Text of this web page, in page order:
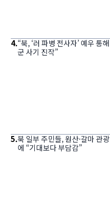
4.“북, ‘러 파병 전사자’ 예우 통해
군 사기 진작”
5.북 일부 주민들, 원산·갈마 관광
에 “기대보다 부담감”